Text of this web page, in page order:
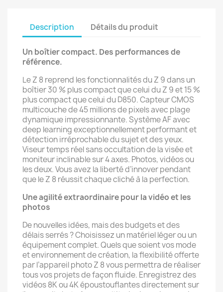
Description Détails du produit
Un boîtier compact. Des performances de
référence.
Le Z 8 reprend les fonctionnalités du Z 9 dans un
boîtier 30 % plus compact que celui du Z 9 et 15 %
plus compact que celui du D850. Capteur CMOS
multicouche de 45 millions de pixels avec plage
dynamique impressionnante. Système AF avec
deep learning exceptionnellement performant et
détection irréprochable du sujet et des yeux.
Viseur temps réel sans occultation de la visée et
moniteur inclinable sur 4 axes. Photos, vidéos ou
les deux. Vous avez la liberté d’innover pendant
que le Z 8 réussit chaque cliché à la perfection.
Une agilité extraordinaire pour la vidéo et les
photos
De nouvelles idées, mais des budgets et des
délais serrés ? Choisissez un matériel léger ou un
équipement complet. Quels que soient vos mode
et environnement de création, la flexibilité offerte
par l’appareil photo Z 8 vous permettra de réaliser
tous vos projets de façon fluide. Enregistrez des
vidéos 8K ou 4K époustouflantes directement sur